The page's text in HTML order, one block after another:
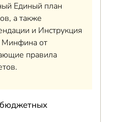
Единый план
а также
и Инструкция
от
правила